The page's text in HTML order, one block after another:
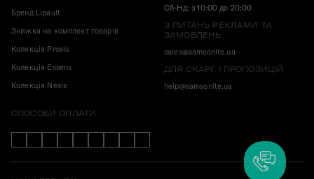
Бренд Lipault
Знижка на комплект товарів
Колекція Proxis
Колекція Essens
Колекція Nexis
Сб-Нд: з 10:00 до 20:00
З ПИТАНЬ РЕКЛАМИ ТА
ЗАМОВЛЕНЬ
sales@samsonite.ua
ДЛЯ СКАРГ І ПРОПОЗИЦІЙ
help@samsonite.ua
СПОСОБИ ОПЛАТИ